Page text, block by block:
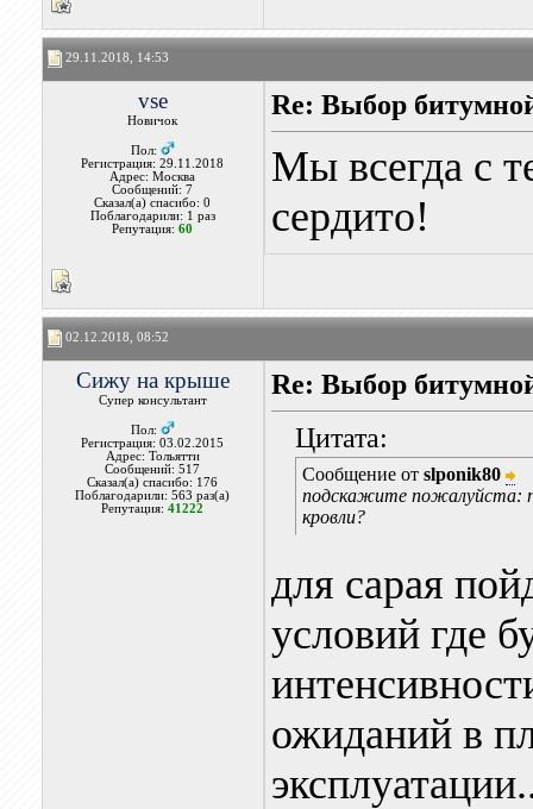
29.11.2018, 14:53
vse
Новичок
Пол:
Регистрация: 29.11.2018
Адрес: Москва
Сообщений: 7
Сказал(а) спасибо: 0
Поблагодарили: 1 раз
Репутация:60
Re: Выбор
Мы всегда с
сердито!
02.12.2018, 08:52
Сижу на крыше
Супер консультант
Пол:
Регистрация: 03.02.2015
Адрес: Тольятти
Сообщений: 517
Сказал(а) спасибо: 176
Поблагодарили: 563 раз(а)
Репутация:41222
Re: Выбор
Цитата:
Сообщение от slponik80
подскажите пожалуйста:
кровли?
для сарая
условий где
ожиданий в